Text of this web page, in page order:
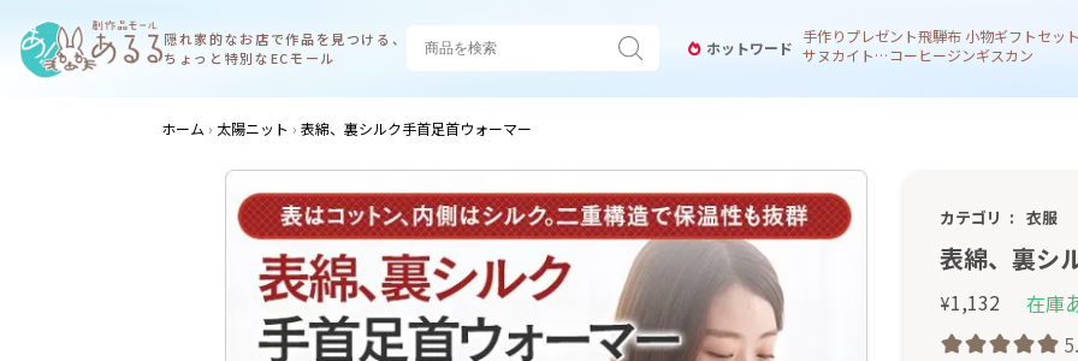
隠れ家的なお店で作品を見つける、
ちょっと特別なECモール
ホットワード
手作りプレゼント飛騨布 小物ギフトセッ
サヌカイト 風鈴コーヒージンギスカン
ホーム 太陽ニット 表綿、裏シルク手首足首ウォーマー
カテゴリ 衣服
表綿、裏シ
¥1,132 在庫